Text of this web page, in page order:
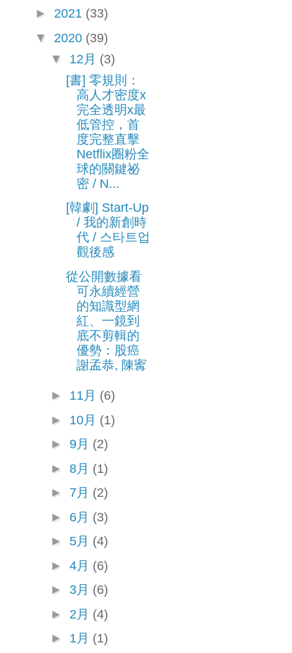
► 2021 (33)
▼ 2020 (39)
▼ 12月 (3)
[書] 零規則：
高人才密度x
完全透明x最
低管控，首
度完整直擊
Netflix圈粉全
球的關鍵祕
密 / N...
[韓劇] Start-Up
/ 我的新創時
代 / 스타트업
觀後感
從公開數據看
可永續經營
的知識型網
紅、一鏡到
底不剪輯的
優勢：股癌
謝孟恭, 陳寗
► 11月 (6)
► 10月 (1)
► 9月 (2)
► 8月 (1)
► 7月 (2)
► 6月 (3)
► 5月 (4)
► 4月 (6)
► 3月 (6)
► 2月 (4)
► 1月 (1)